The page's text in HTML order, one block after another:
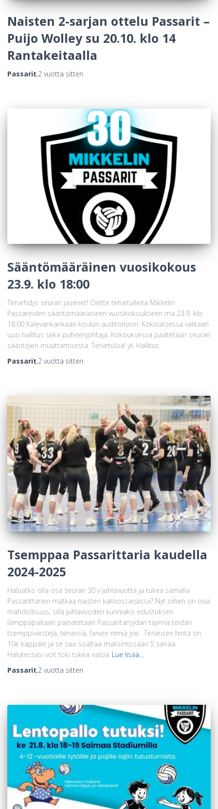
Naisten 2-sarjan ottelu Passarit –
Puijo Wolley su 20.10. klo 14
Rantakeitaalla
Passarit,2 vuotta sitten
Sääntömääräinen vuosikokous
23.9. klo 18:00
Tervehdys seuran jäsenet! Olette tervetulleita Mikkelin
Passareiden sääntömääräiseen vuosikokoukseen ma 23.9. klo
18:00 Kalevankankaan koulun auditorioon. Kokouksessa valitaan
uusi hallitus sekä puheenjohtaja. Kokouksessa päätetään seuran
sääntöjen muuttamisesta. Tervetuloa! yt. Hallitus
Passarit,2 vuotta sitten
Tsemppaa Passarittaria kaudella
2024-2025
Haluatko olla osa seuran 30 v juhlavuotta ja tukea samalla
Passarittarien matkaa naisten kakkossarjassa? Nyt siihen on oiva
mahdollisuus, sillä juhlavuoden kunniaksi edustuksen
lämppäpaitaan painatetaan Passaritarsydän täynnä teidän
tsemppiviestejä, terveisiä, fanien nimiä jne. Terveisen hinta on
10e kappale ja se saa sisältää maksimissaan 5 sanaa.
Halutessasi voit toki tukea naisia Lue lisää…
Passarit,2 vuotta sitten